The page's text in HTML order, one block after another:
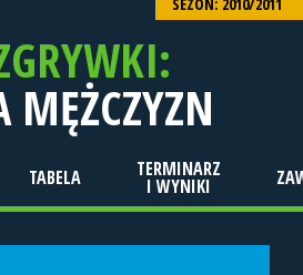
SEZON: 2010/2011
MĘŻCZYZN
TABELA TERMINARZ
I WYNIKI